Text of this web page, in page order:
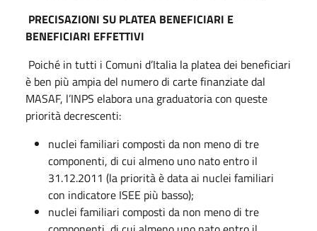
PRECISAZIONI SU PLATEA BENEFICIARI E
BENEFICIARI EFFETTIVI
Poiché in tutti i Comuni d’Italia la platea dei beneficiari
è ben più ampia del numero di carte finanziate dal
MASAF, l’INPS elabora una graduatoria con queste
priorità decrescenti:
nuclei familiari composti da non meno di tre
componenti, di cui almeno uno nato entro il
31.12.2011 (la priorità è data ai nuclei familiari
con indicatore ISEE più basso);
nuclei familiari composti da non meno di tre